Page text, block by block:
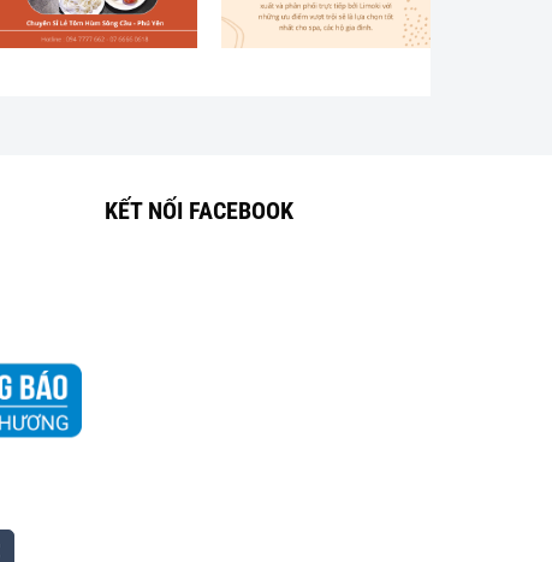
KẾT NỐI FACEBOOK